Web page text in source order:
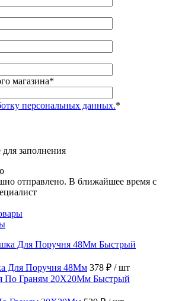
магазина*
персональных данных.*
заполнения
отправлено. В ближайшее время с
Быстрый
Для Поручня 48Мм 378 ₽ / шт
Быстрый